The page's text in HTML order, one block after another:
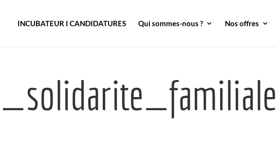
INCUBATEUR I CANDIDATURES Qui sommes-nous ? Nos offres